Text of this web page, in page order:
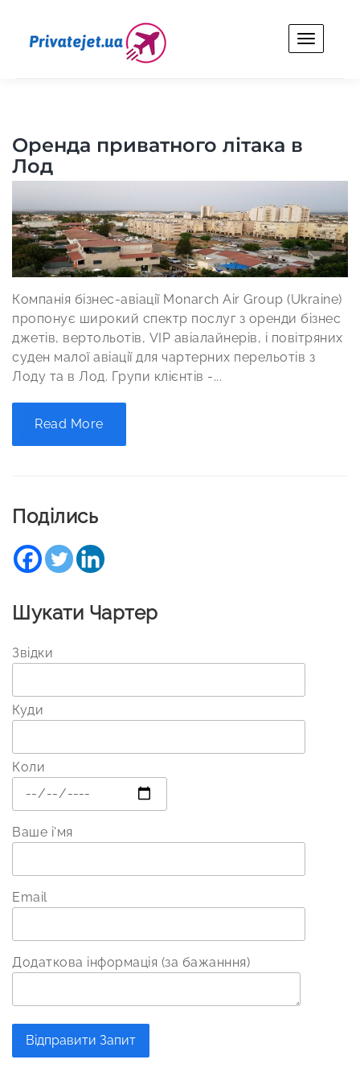
content
Оренда приватного літака в
Лод
Компанія бізнес-авіації Monarch Air Group (Ukraine)
пропонує широкий спектр послуг з оренди бізнес
джетів, вертольотів, VIP авіалайнерів, і повітряних
суден малої авіації для чартерних перельотів з
Лоду та в Лод. Групи клієнтів -...
Read More
Поділись
Шукати Чартер
Звідки
Куди
Коли
Ваше і'мя
Email
Додаткова інформація (за бажанння)